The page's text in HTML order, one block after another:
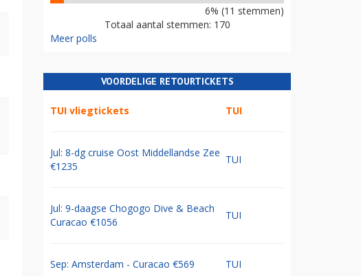
6% (11 stemmen)
Totaal aantal stemmen: 170
Meer polls
VOORDELIGE RETOURTICKETS
TUI vliegtickets TUI
Jul: 8-dg cruise Oost Middellandse Zee
€1235
TUI
Jul: 9-daagse Chogogo Dive & Beach
Curacao €1056
TUI
Sep: Amsterdam - Curacao €569 TUI